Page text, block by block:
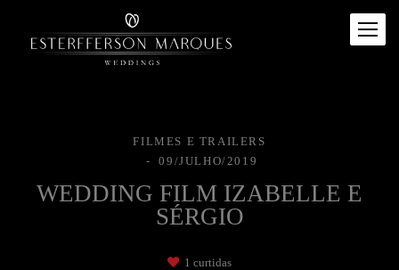
FILMES E TRAILERS
09/JULHO/2019
WEDDING FILM IZABELLE E
SÉRGIO
1 curtidas